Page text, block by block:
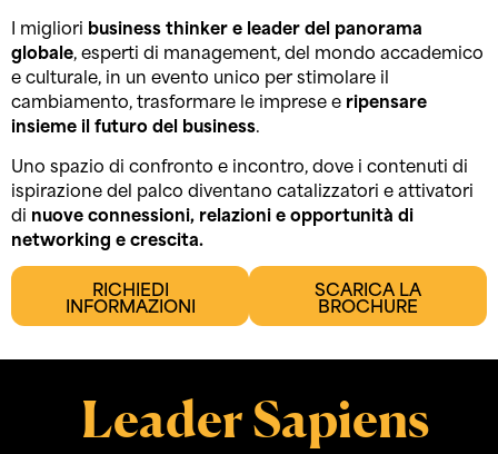
I migliori businessthinker e leader del panorama
globale , esperti di management, del mondo accademico
e culturale, in un evento unico per stimolare il
cambiamento, trasformare le imprese e ripensare
insieme il futuro del business
Uno spazio di confronto e incontro, dove i contenuti di
ispirazione del palco diventano catalizzatori e attivatori
di nuove connessioni, relazioni e opportunità di
networking e crescita.
RICHIEDI
INFORMAZIONI
SCARICA LA
BROCHURE
Leader Sapiens